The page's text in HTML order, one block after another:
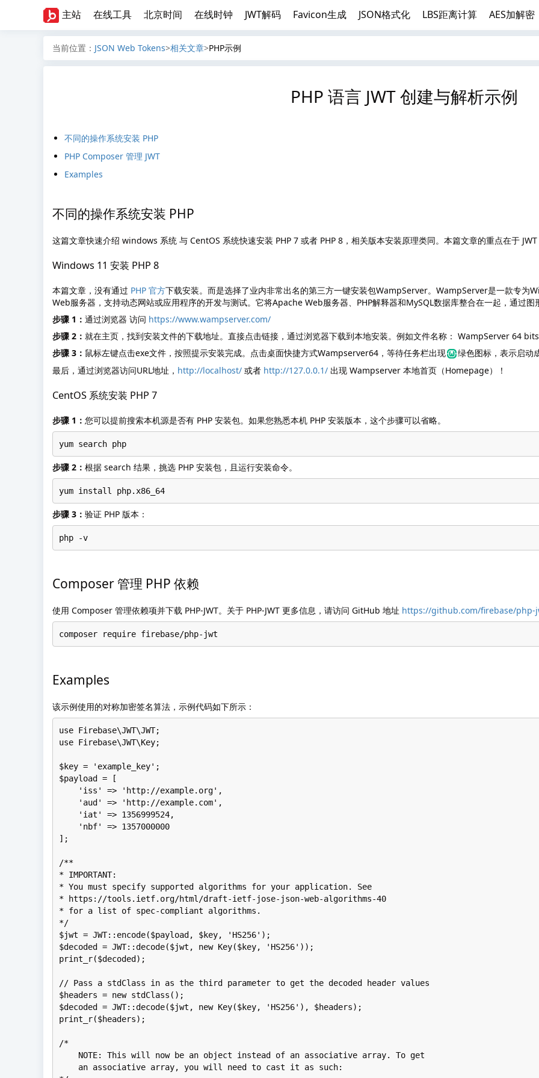
主站 在线工具 北京时间 在线时钟 JWT解码 Favicon生成 JSON格式化 LBS距离计算 AES加解密
当前位置： JSON Web Tokens>相关文章>PHP示例
PHP 语言 JWT 创建与解析示例
不同的操作系统安装 PHP
PHP Composer 管理 JWT
Examples
不同的操作系统安装 PHP
这篇文章快速介绍 windows 系统 与 CentOS 系统快速安装 PHP 7 或者 PHP 8，相关版本安装原理类同。本篇文章的重点在于
Windows 11 安装 PHP 8
本篇文章，没有通过 PHP 官方下载安装。而是选择了业内非常出名的第三方一键安装包WampServer。WampServer是一款专为
Web服务器，支持动态网站或应用程序的开发与测试。它将Apache Web服务器、PHP解释器和MySQL数据库整合在一起，通过
步骤 1： 通过浏览器 访问 https://www.wampserver.com/
步骤 2： 就在主页，找到安装文件的下载地址。直接点击链接，通过浏览器下载到本地安装。例如文件名称： WampServer 64
步骤 3： 鼠标左键点击exe文件，按照提示安装完成。点击桌面快捷方式Wampserver64，等待任务栏出现
绿色图标，表示启动
最后，通过浏览器访问URL地址， http://localhost/ 或者 http://127.0.0.1/ 出现 Wampserver 本地首页（Homepage）！
CentOS 系统安装 PHP 7
步骤 1： 您可以提前搜索本机源是否有 PHP 安装包。如果您熟悉本机 PHP 安装版本，这个步骤可以省略。
yum search php
步骤 2： 根据 search 结果，挑选 PHP 安装包，且运行安装命令。
yum install php.x86_64
步骤 3： 验证 PHP 版本：
php -v
Composer 管理 PHP 依赖
使用 Composer 管理依赖项并下载 PHP-JWT。关于 PHP-JWT 更多信息，请访问 GitHub 地址 https://github.com/firebase/php-
composer require firebase/php-jwt
Examples
该示例使用的对称加密签名算法，示例代码如下所示：
use Firebase\JWT\JWT;
use Firebase\JWT\Key;
$key = 'example_key';
$payload = [
    'iss' => 'http://example.org',
    'aud' => 'http://example.com',
    'iat' => 1356999524,
    'nbf' => 1357000000
];
/**
* IMPORTANT:
* You must specify supported algorithms for your application. See
* https://tools.ietf.org/html/draft-ietf-jose-json-web-algorithms-40
* for a list of spec-compliant algorithms.
*/
$jwt = JWT::encode($payload, $key, 'HS256');
$decoded = JWT::decode($jwt, new Key($key, 'HS256'));
print_r($decoded);
// Pass a stdClass in as the third parameter to get the decoded header values
$headers = new stdClass();
$decoded = JWT::decode($jwt, new Key($key, 'HS256'), $headers);
print_r($headers);
/*
    NOTE: This will now be an object instead of an associative array. To get
    an associative array, you will need to cast it as such: